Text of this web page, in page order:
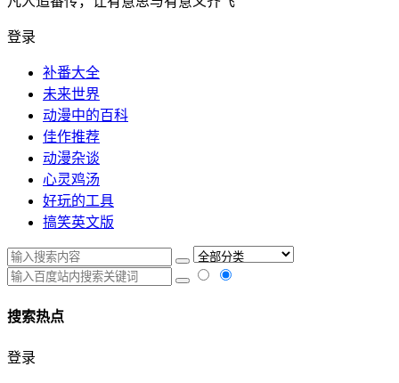
登录
补番大全
未来世界
动漫中的百科
佳作推荐
动漫杂谈
心灵鸡汤
好玩的工具
搞笑英文版
搜索热点
登录